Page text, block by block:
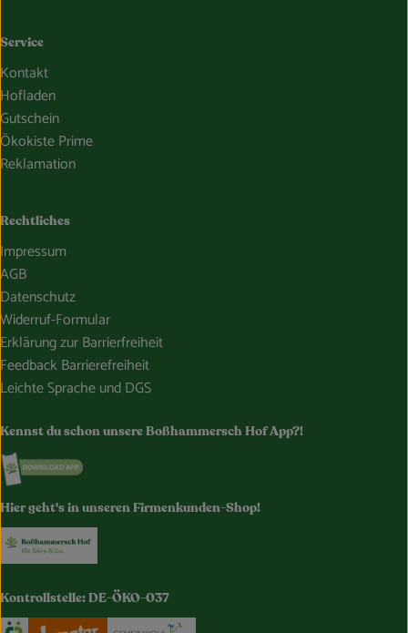
Service
Kontakt
Hofladen
Gutschein
Ökokiste Prime
Reklamation
Rechtliches
Impressum
AGB
Datenschutz
Widerruf-Formular
Erklärung zur Barrierfreiheit
Feedback Barrierefreiheit
Leichte Sprache und DGS
Kennst du schon unsere Boßhammersch Hof App?!
Externer Link zu https://www.bosshammersch-
Hier geht's in unseren Firmenkunden-Shop!
Kontrollstelle: DE-ÖKO-037